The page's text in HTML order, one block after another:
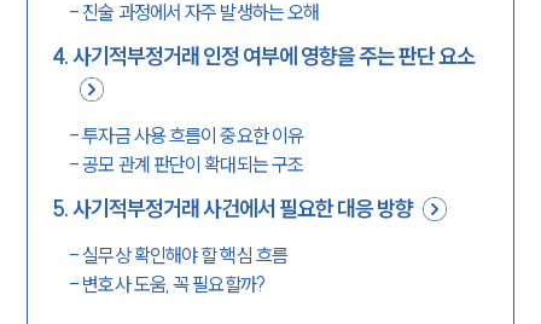
- 진술 과정에서 자주 발생하는 오해
4.사기적부정거래 인정 여부에 영향을 주는 판단 요소
-투자금 사용 흐름이 중요한 이유
-공모 관계 판단이 확대되는 구조
5.사기적부정거래 사건에서 필요한 대응 방향
-실무상 확인해야 할 핵심 흐름
- 변호사 도움, 꼭 필요할까?